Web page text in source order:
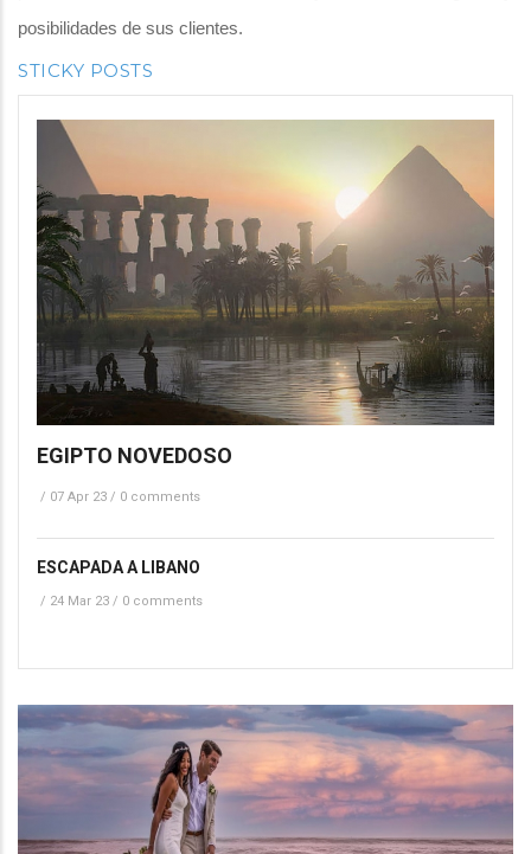
posibilidades de sus clientes.
STICKY POSTS
EGIPTO NOVEDOSO
/ 07 Apr 23 / 0 comments
ESCAPADA A LIBANO
/ 24 Mar 23 / 0 comments